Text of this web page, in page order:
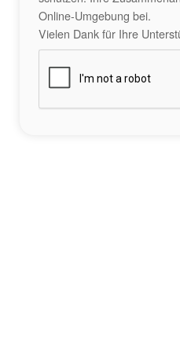
Online-Umgebung bei.
Vielen Dank für Ihre